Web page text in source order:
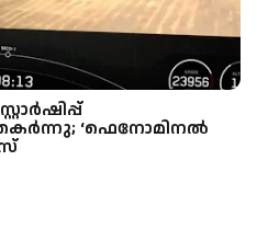
തകർന്നു; ‘ഫെനോമിനൽ